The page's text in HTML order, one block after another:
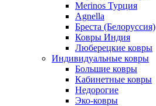
Merinos Турция
Agnella
Бреста (Белоруссия)
Ковры Индия
Люберецкие ковры
Индивидуальные ковры
Большие ковры
Кабинетные ковры
Недорогие
Эко-ковры